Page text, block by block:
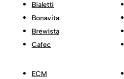
Bialetti
Bonavita
Brewista
Cafec
ECM